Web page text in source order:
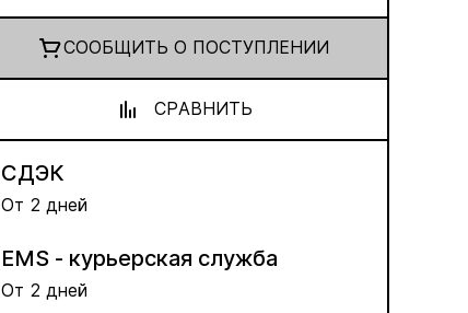
CООБЩИТЬ О ПОСТУПЛЕНИИ
СРАВНИТЬ
СДЭК
От 2 дней
EMS - курьерская служба
От 2 дней